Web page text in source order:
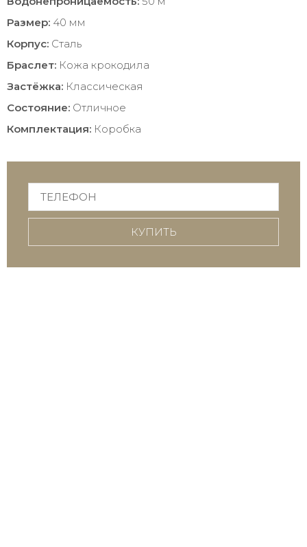
Размер: 40 мм
Корпус: Сталь
Браслет: Кожа крокодила
Застёжка: Классическая
Состояние: Отличное
Комплектация: Коробка
КУПИТЬ